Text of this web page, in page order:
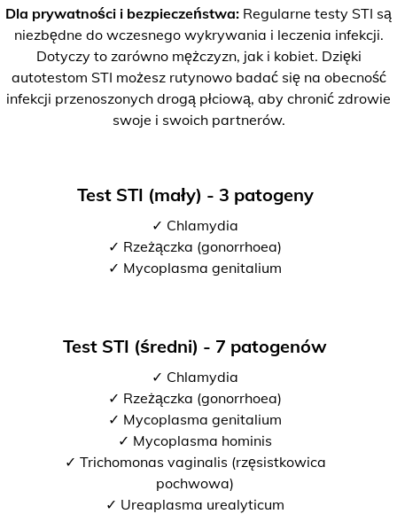
Dla prywatności i bezpieczeństwa: Regularne testy STI są
niezbędne do wczesnego wykrywania i leczenia infekcji.
Dotyczy to zarówno mężczyzn, jak i kobiet. Dzięki
autotestom STI możesz rutynowo badać się na obecność
infekcji przenoszonych drogą płciową, aby chronić zdrowie
swoje i swoich partnerów.
Test STI (mały) - 3 patogeny
✓ Chlamydia
✓ Rzeżączka (gonorrhoea)
✓ Mycoplasma genitalium
Test STI (średni) - 7 patogenów
✓ Chlamydia
✓ Rzeżączka (gonorrhoea)
✓ Mycoplasma genitalium
✓ Mycoplasma hominis
✓ Trichomonas vaginalis (rzęsistkowica
pochwowa)
✓ Ureaplasma urealyticum